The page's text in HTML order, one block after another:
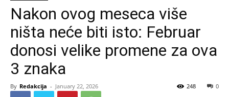
Nakon ovog meseca više
ništa neće biti isto: Februar
donosi velike promene za ova
3 znaka
By Redakcija - January 22, 2026 0
248